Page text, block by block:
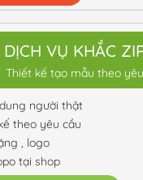
DỊCH VỤ KHẮC
Thiết kế tạo mẫu theo
người thật
theo yêu cầu
, logo
tại shop